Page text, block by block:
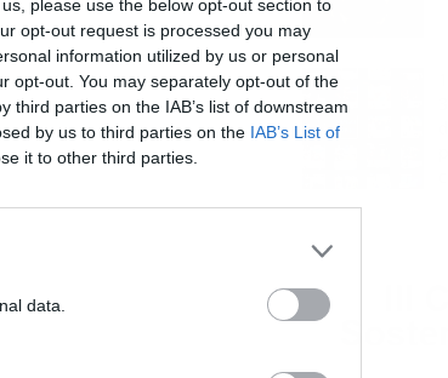
please use the below opt-out section to
opt-out request is processed you may
information utilized by us or personal
opt-out. You may separately opt-out of the
parties on the IAB’s list of downstream
by us to third parties on the IAB’s List of
it to other third parties.
data.